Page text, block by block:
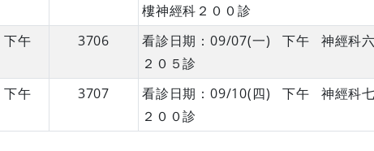
樓神經科２００診
下午 3706
看診日期：09/07(一) 下午 神經科
２０５診
下午 3707
看診日期：09/10(四) 下午 神經科
２００診